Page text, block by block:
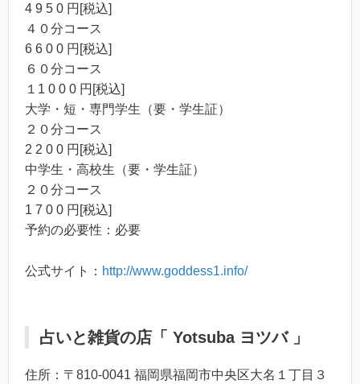
4 9 5 0 円[税込]
４０分コース
6 6 0 0 円[税込]
６０分コース
１1 0 0 0 円[税込]
大学・短・専門学生（要・学生証）
２０分コース
2 2 0 0 円[税込]
中学生・高校生（要・学生証）
２０分コース
1 7 0 0 円[税込]
予約の必要性：必要
公式サイト： http://www.goddess1.info/
占いと雑貨の店「 Yotsuba ヨツバ 」
住所：〒810-0041 福岡県福岡市中央区大名１丁目３